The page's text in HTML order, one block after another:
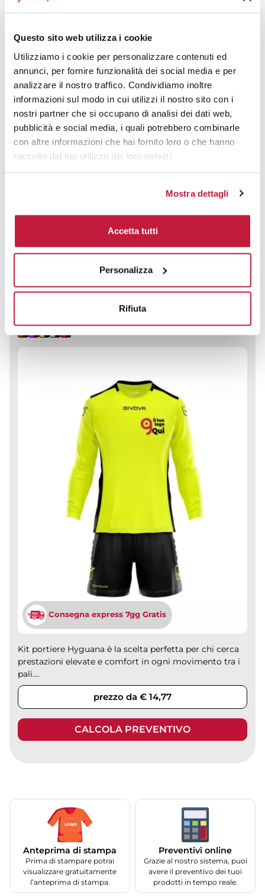
Questo sito web utilizza i cookie
Utilizziamo i cookie per personalizzare contenuti ed
annunci, per fornire funzionalità dei social media e per
analizzare il nostro traffico. Condividiamo inoltre
informazioni sul modo in cui utilizzi il nostro sito con i
nostri partner che si occupano di analisi dei dati web,
pubblicità e social media, i quali potrebbero combinarle
con altre informazioni che hai fornito loro o che hanno
raccolto dal tuo utilizzo dei loro servizi.
Mostra dettagli
Accetta tutti
Personalizza
Rifiuta
Pantalone Lungo Bayern è il compagno perfetto per
chi difende la porta con determinazione e cerca
prezzo da € 11,75
CALCOLA PREVENTIVO
Kit portiere Hyguana
CODICE ART.
Materiale
Consegna express 7gg Gratis
Kit portiere Hyguana è la scelta perfetta per chi cerca
prestazioni elevate e comfort in ogni movimento tra i
pali....
prezzo da € 14,77
CALCOLA PREVENTIVO
Anteprima di stampa
Prima di stampare potrai
visualizzare gratuitamente
l’anteprima di stampa.
Preventivi online
Grazie al nostro sistema, puoi
avere il preventivo dei tuoi
prodotti in tempo reale.